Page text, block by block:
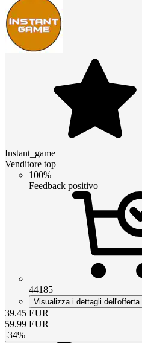
Instant_game
Venditore top
100%
Feedback positivo
44185
Visualizza i dettagli dell'offerta
39.45 EUR
59.99 EUR
-34%